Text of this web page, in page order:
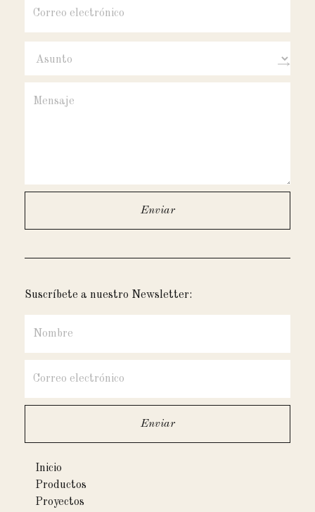
Suscríbete a nuestro Newsletter:
Inicio
Productos
Proyectos